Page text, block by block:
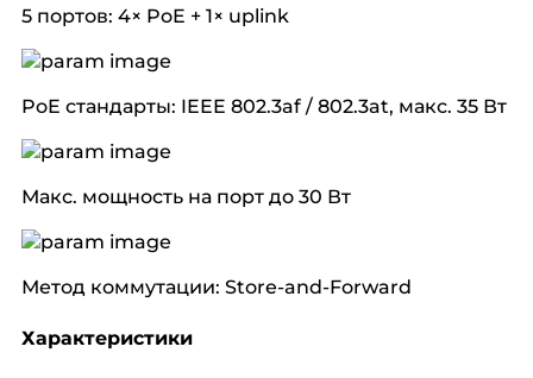
5 портов: 4× PoE + 1× uplink
PoE стандарты: IEEE 802.3af / 802.3at, макс. 35 Вт
Макс. мощность на порт до 30 Вт
Метод коммутации: Store-and-Forward
Характеристики